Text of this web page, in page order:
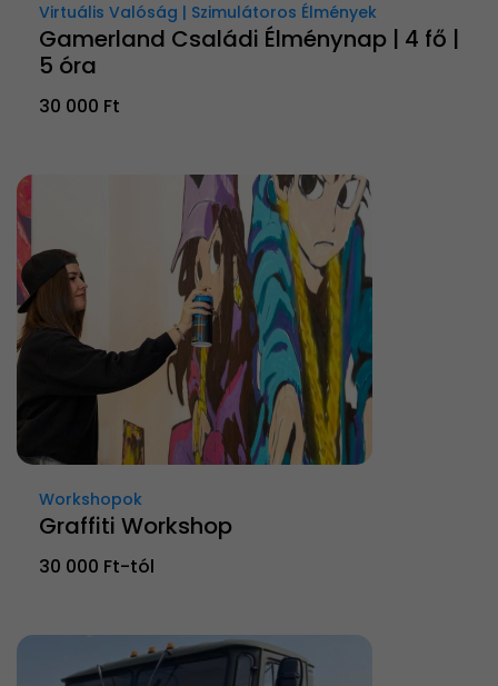
Virtuális Valóság | Szimulátoros Élmények
Gamerland Családi Élménynap | 4 fő |
5 óra
30 000 Ft
Workshopok
Graffiti Workshop
30 000 Ft-tól